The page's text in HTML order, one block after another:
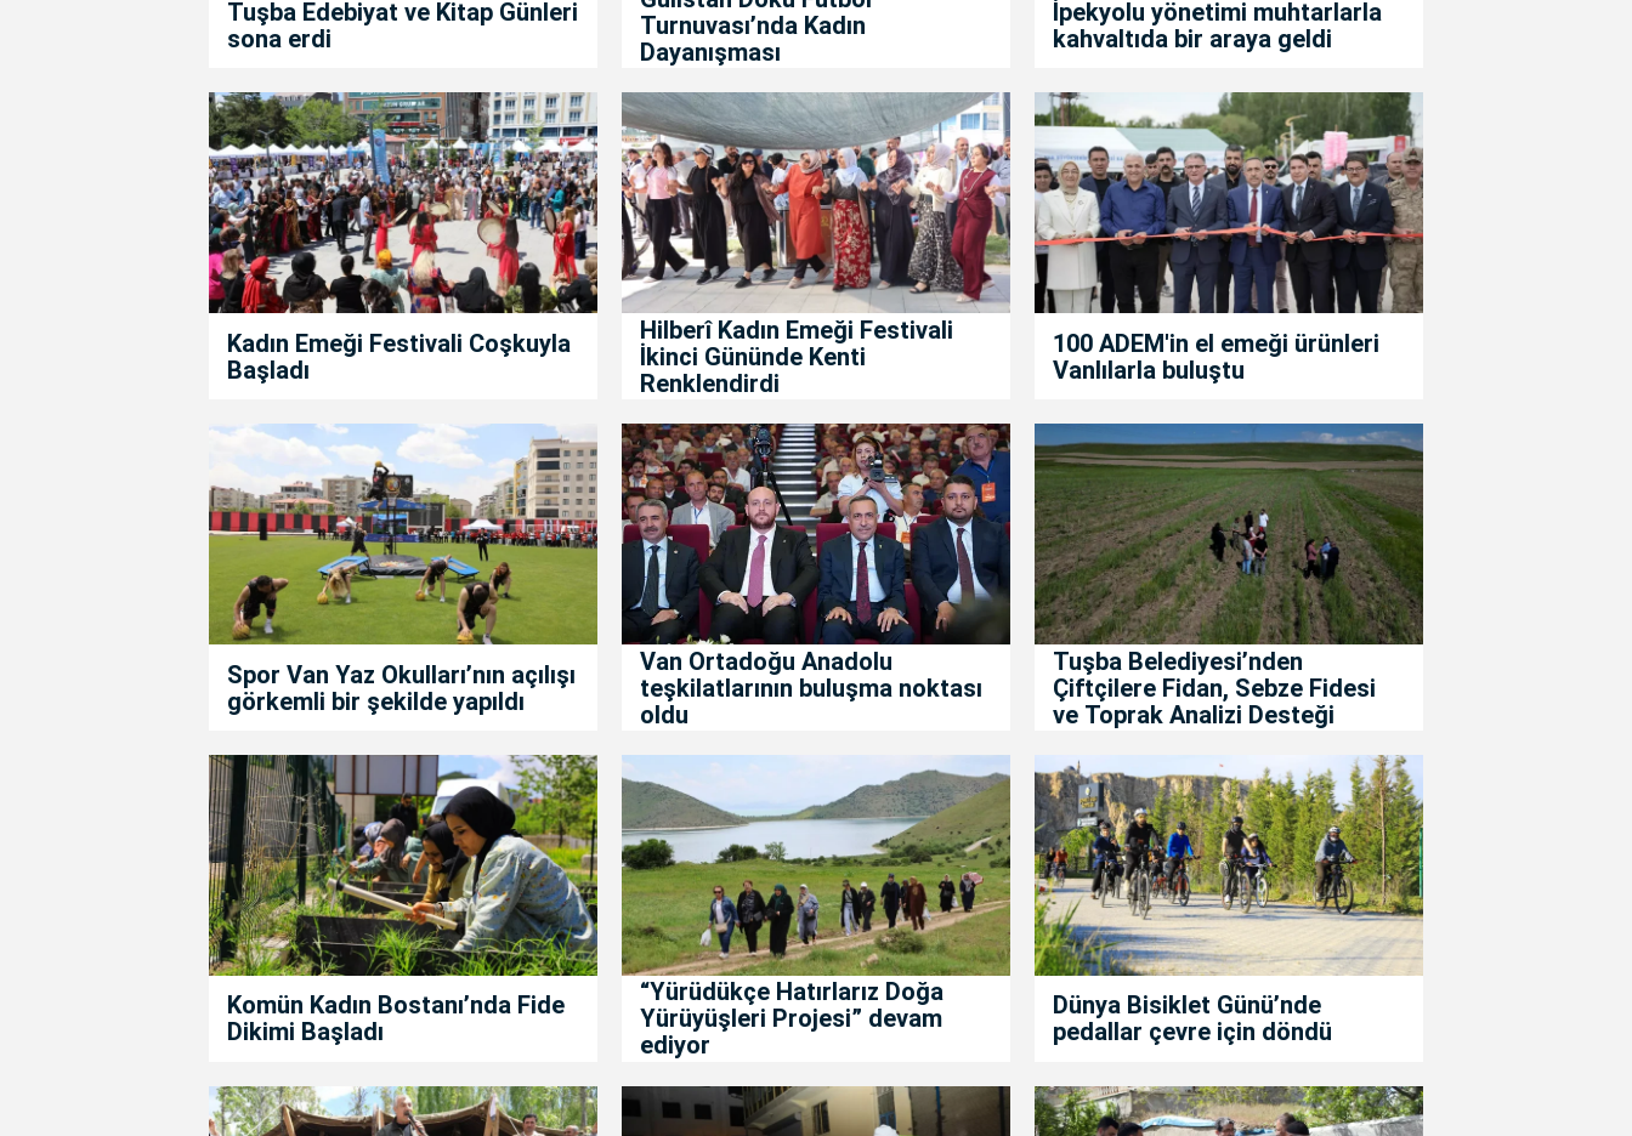
Tuşba Edebiyat ve Kitap Günleri
sona erdi
Turnuvası’nda Kadın
Dayanışması
İpekyolu yönetimi muhtarlarla
kahvaltıda bir araya geldi
Kadın Emeği Festivali Coşkuyla
Başladı
Hilberî Kadın Emeği Festivali
İkinci Gününde Kenti
Renklendirdi
100 ADEM'in el emeği ürünleri
Vanlılarla buluştu
Spor Van Yaz Okulları’nın açılışı
görkemli bir şekilde yapıldı
Van Ortadoğu Anadolu
teşkilatlarının buluşma noktası
oldu
Tuşba Belediyesi’nden
Çiftçilere Fidan, Sebze Fidesi
ve Toprak Analizi Desteği
Komün Kadın Bostanı’nda Fide
Dikimi Başladı
“Yürüdükçe Hatırlarız Doğa
Yürüyüşleri Projesi” devam
ediyor
Dünya Bisiklet Günü’nde
pedallar çevre için döndü